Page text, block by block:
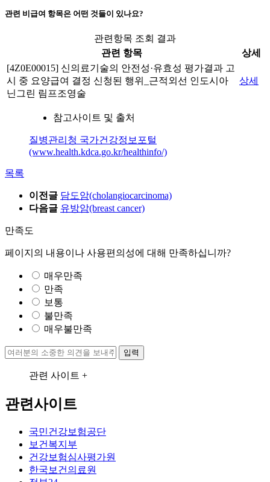
관련 비급여 항목은 어떤 것들이 있나요?
관련항목 조회 결과
관련 항목
상세
[4Z0E00015] 신의료기술의 안전성·유효성 평가결과 고
시 중 요양급여 결정 신청된 행위_근적외선 인도시아
닌그린 림프조영술
상세
참고사이트 및 출처
질병관리청 국가건강정보포털
(www.health.kdca.go.kr/healthinfo/)
목록
이전글 담도암(cholangiocarcinoma)
다음글 유방암(breast cancer)
만족도
페이지의 내용이나 사용편의성에 대해 만족하십니까?
매우만족
만족
보통
불만족
매우불만족
입력
관련 사이트 +
관련사이트
국민건강보험공단
보건복지부
건강보험심사평가원
한국보건의료원